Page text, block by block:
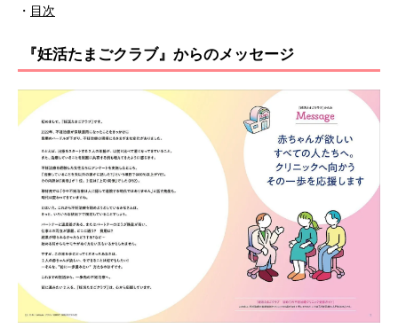
・ 目次
『妊活たまごクラブ』からのメッセージ